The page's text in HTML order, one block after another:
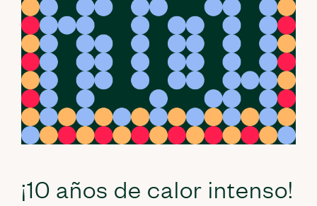
¡10 años de calor intenso!